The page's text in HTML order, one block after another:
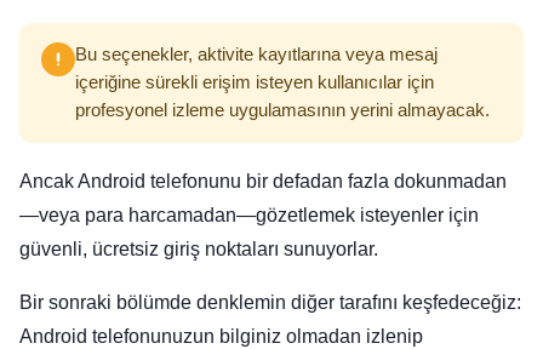
Bu seçenekler, aktivite kayıtlarına veya mesaj
içeriğine sürekli erişim isteyen kullanıcılar için
profesyonel izleme uygulamasının yerini almayacak.
Ancak Android telefonunu bir defadan fazla dokunmadan
—veya para harcamadan—gözetlemek isteyenler için
güvenli, ücretsiz giriş noktaları sunuyorlar.
Bir sonraki bölümde denklemin diğer tarafını keşfedeceğiz:
Android telefonunuzun bilginiz olmadan izlenip